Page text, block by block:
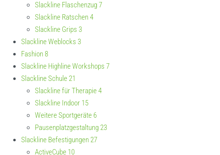
Slackline Flaschenzug7
Slackline Ratschen4
Slackline Grips 3
Slackline Weblocks 3
Fashion8
Slackline Highline Workshops 7
Slackline Schule21
Slackline für Therapie4
Slackline Indoor 15
Weitere Sportgeräte 6
Pausenplatzgestaltung23
Slackline Befestigungen27
ActiveCube 10